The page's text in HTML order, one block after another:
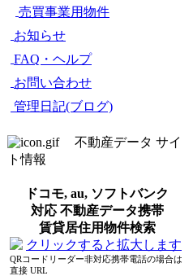
売買事業用物件
お知らせ
FAQ・ヘルプ
お問い合わせ
管理日記(ブログ)
不動産データ サイ
ト情報
ドコモ, au, ソフトバンク
対応 不動産データ携帯
賃貸居住用物件検索
QRコードリーダー非対応携帯電話の場合は
直接 URL